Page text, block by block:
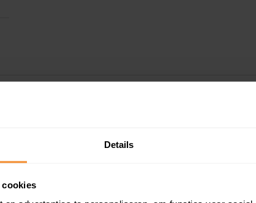
Details
cookies